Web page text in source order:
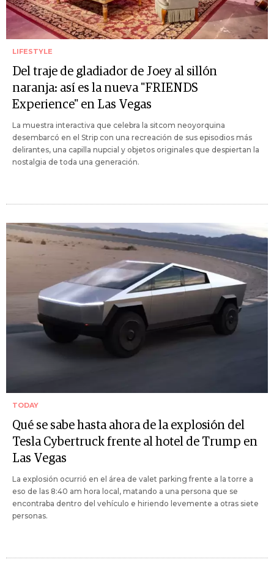
LIFESTYLE
Del traje de gladiador de Joey al sillón
naranja: así es la nueva "FRIENDS
Experience" en Las Vegas
La muestra interactiva que celebra la sitcom neoyorquina
desembarcó en el Strip con una recreación de sus episodios más
delirantes, una capilla nupcial y objetos originales que despiertan la
nostalgia de toda una generación.
TODAY
Qué se sabe hasta ahora de la explosión del
Tesla Cybertruck frente al hotel de Trump en
Las Vegas
La explosión ocurrió en el área de valet parking frente a la torre a
eso de las 8:40 am hora local, matando a una persona que se
encontraba dentro del vehículo e hiriendo levemente a otras siete
personas.